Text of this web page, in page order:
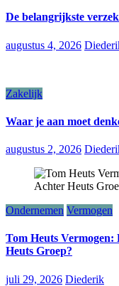
De belangrijkste
augustus 4, 2026
Zakelijk
Waar je aan moet
augustus 2, 2026
Ondernemen Vermogen
Tom Heuts
Heuts Groep?
juli 29, 2026 Diederik